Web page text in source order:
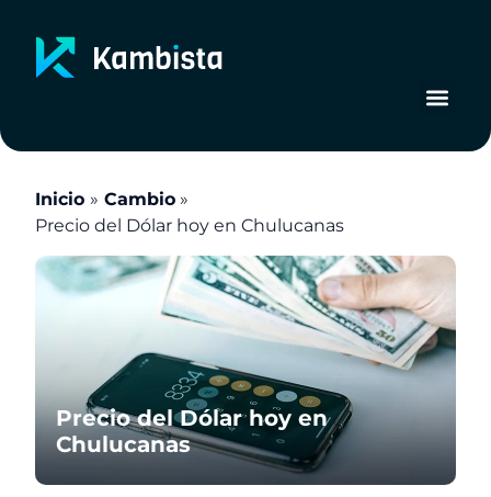
contenido
Inicio
Cambio
Precio del Dólar hoy en Chulucanas
Precio del Dólar hoy en
Chulucanas